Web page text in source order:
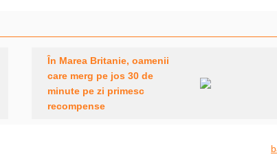
În Marea Britanie, oamenii
care merg pe jos 30 de
minute pe zi primesc
recompense